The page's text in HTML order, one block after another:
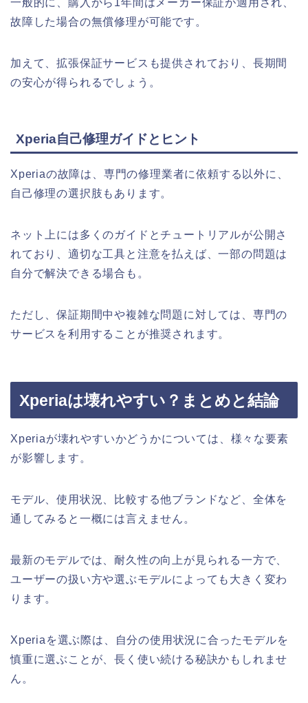
一般的に、購入から1年間はメーカー保証が適用され、
故障した場合の無償修理が可能です。
加えて、拡張保証サービスも提供されており、長期間
の安心が得られるでしょう。
Xperia自己修理ガイドとヒント
Xperiaの故障は、専門の修理業者に依頼する以外に、
自己修理の選択肢もあります。
ネット上には多くのガイドとチュートリアルが公開さ
れており、適切な工具と注意を払えば、一部の問題は
自分で解決できる場合も。
ただし、保証期間中や複雑な問題に対しては、専門の
サービスを利用することが推奨されます。
Xperiaは壊れやすい？まとめと結論
Xperiaが壊れやすいかどうかについては、様々な要素
が影響します。
モデル、使用状況、比較する他ブランドなど、全体を
通してみると一概には言えません。
最新のモデルでは、耐久性の向上が見られる一方で、
ユーザーの扱い方や選ぶモデルによっても大きく変わ
ります。
Xperiaを選ぶ際は、自分の使用状況に合ったモデルを
慎重に選ぶことが、長く使い続ける秘訣かもしれませ
ん。